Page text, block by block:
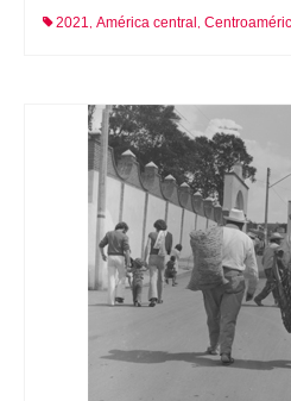
2021, América central ,